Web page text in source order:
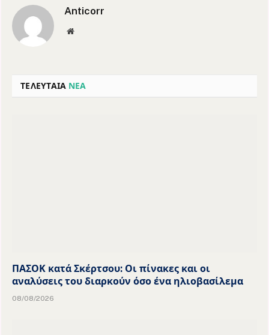
Anticorr
Website
ΤΕΛΕΥΤΑΙΑ ΝΕΑ
ΠΑΣΟΚ κατά Σκέρτσου: Οι πίνακες και οι
αναλύσεις του διαρκούν όσο ένα ηλιοβασίλεμα
08/08/2026